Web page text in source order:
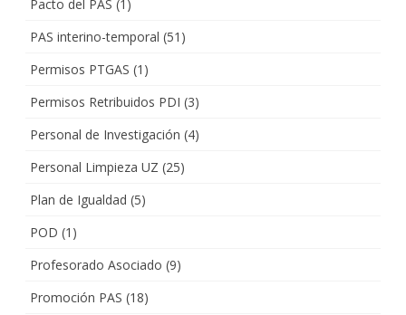
Pacto del PAS (1)
PAS interino-temporal (51)
Permisos PTGAS (1)
Permisos Retribuidos PDI (3)
Personal de Investigación (4)
Personal Limpieza UZ (25)
Plan de Igualdad (5)
POD (1)
Profesorado Asociado (9)
Promoción PAS (18)